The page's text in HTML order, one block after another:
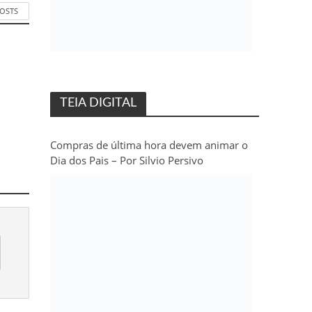
TEIA DIGITAL
Compras de última hora devem animar o
Dia dos Pais – Por Silvio Persivo